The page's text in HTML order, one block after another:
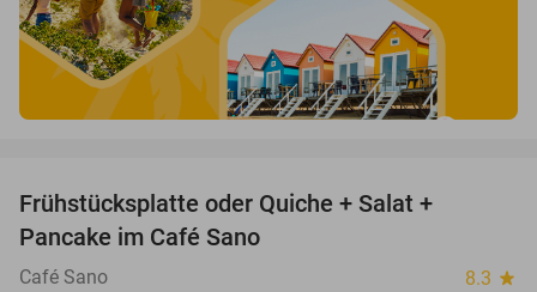
Frühstücksplatte oder Quiche + Salat +
Pancake im Café Sano
Café Sano 8.3 star